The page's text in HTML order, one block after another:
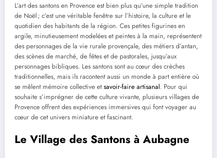
L’art des santons en Provence est bien plus qu’une simple tradition
de Noël ; c’est une véritable fenêtre sur l’histoire, la culture et le
quotidien des habitants de la région. Ces petites figurines en
argile, minutieusement modelées et peintes à la main, représentent
des personnages de la vie rurale provençale, des métiers d’antan,
des scènes de marché, de fêtes et de pastorales, jusqu’aux
personnages bibliques. Les santons sont au cœur des crèches
traditionnelles, mais ils racontent aussi un monde à part entière où
se mêlent mémoire collective etsavoir-faire artisanal. Pour qui
souhaite s’imprégner de cette culture vivante, plusieurs villages de
Provence offrent des expériences immersives qui font voyager au
cœur de cet univers miniature et fascinant.
Le Village des Santons à Aubagne